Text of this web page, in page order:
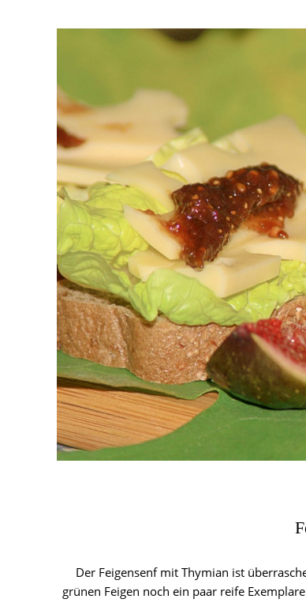
Der Feigensenf mit Thymian ist
grünen Feigen noch ein paar reife